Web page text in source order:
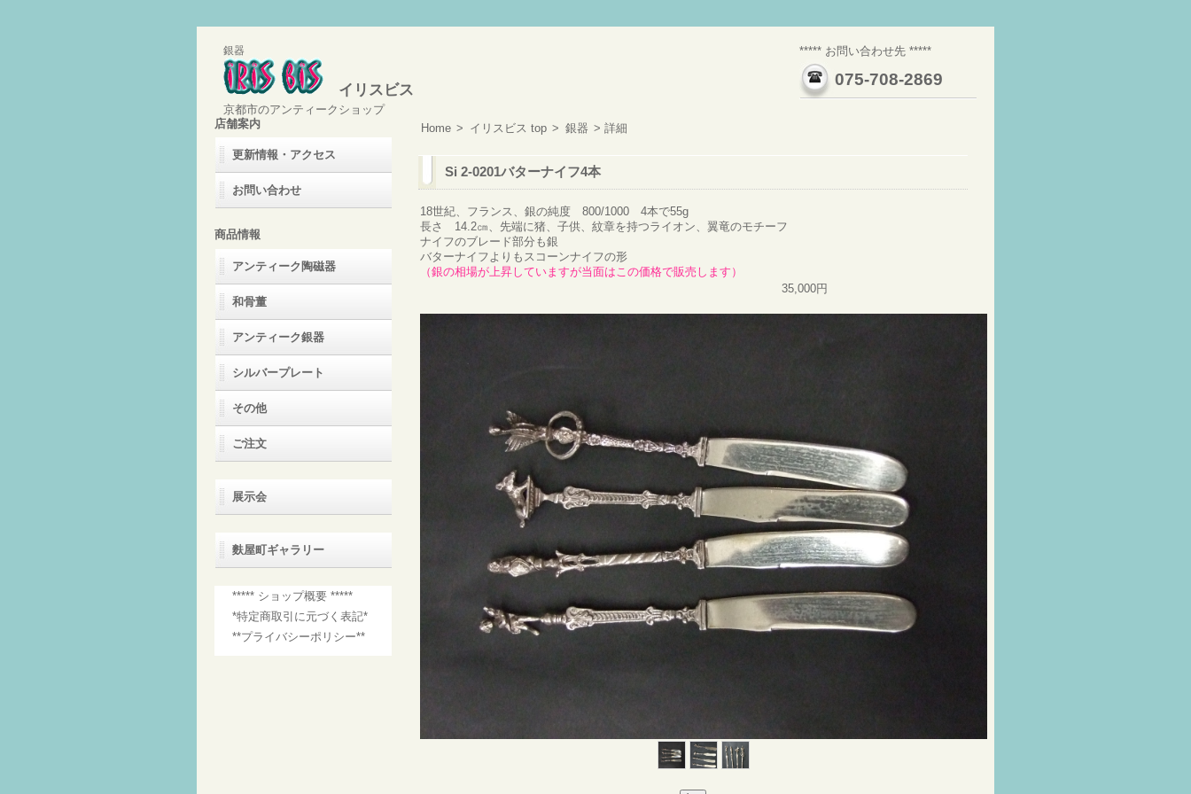
銀器
イリスビス
京都市のアンティークショップ
***** お問い合わせ先 *****
075-708-2869
Home > イリスビス top > 銀器 > 詳細
Si 2-0201バターナイフ4本
18世紀、フランス、銀の純度 800/1000 4本で55g
長さ 14.2㎝、先端に猪、子供、紋章を持つライオン、翼竜のモチーフ
ナイフのブレード部分も銀
バターナイフよりもスコーンナイフの形
（銀の相場が上昇していますが当面はこの価格で販売します）
35,000円
店舗案内
更新情報・アクセス
お問い合わせ
商品情報
アンティーク陶磁器
和骨董
アンティーク銀器
シルバープレート
その他
ご注文
展示会
麩屋町ギャラリー
***** ショップ概要 *****
*特定商取引に元づく表記*
**プライバシーポリシー**